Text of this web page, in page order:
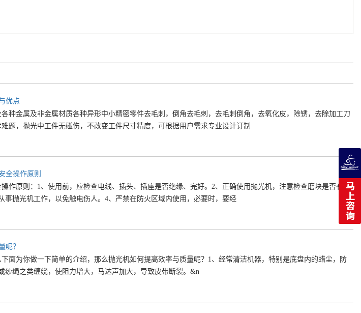
优点
种金属及非金属材质各种异形中小精密零件去毛刺，倒角去毛刺，去毛刺倒角，去氧化皮，除锈，去除加工刀
题，抛光中工件无碰伤，不改变工件尺寸精度，可根据用户需求专业设计订制
全操作原则
作原则：1、使用前，应检查电线、插头、插座是否绝缘、完好。2、正确使用抛光机，注意检查磨块是否有缺
事抛光机工作，以免触电伤人。4、严禁在防火区域内使用，必要时，要经
呢？
面为你做一下简单的介绍，那么抛光机如何提高效率与质量呢？1、经常清洁机器，特别是底盘内的蜡尘，防
纱绳之类缠绕，使阻力增大，马达声加大，导致皮带断裂。&n